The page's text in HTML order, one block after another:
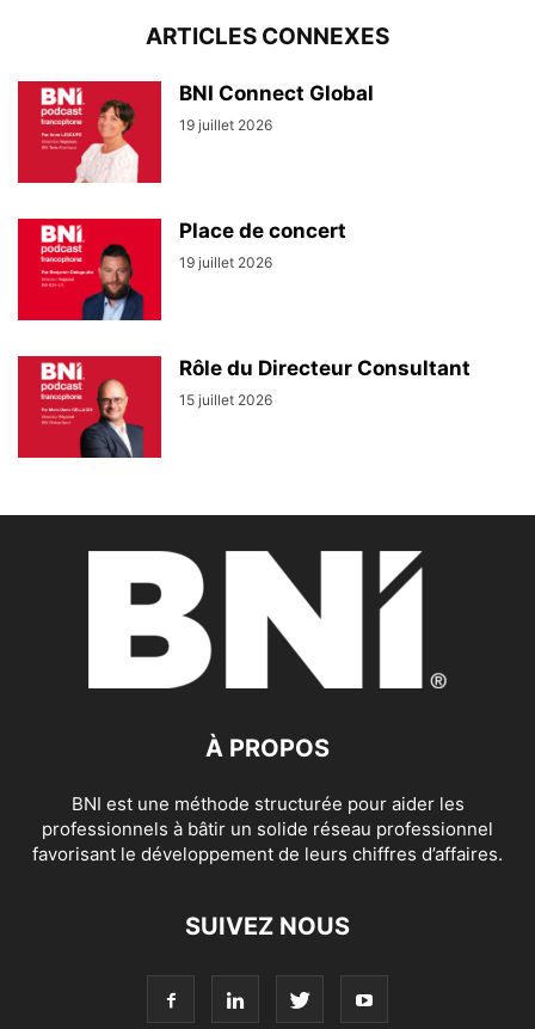
ARTICLES CONNEXES
BNI Connect Global
19 juillet 2026
Place de concert
19 juillet 2026
Rôle du Directeur Consultant
15 juillet 2026
À PROPOS
BNI est une méthode structurée pour aider les
professionnels à bâtir un solide réseau professionnel
favorisant le développement de leurs chiffres d’affaires.
SUIVEZ NOUS